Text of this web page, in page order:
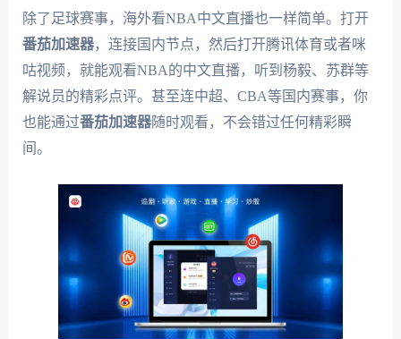
除了足球赛事，海外看NBA中文直播也一样简单。打开
番茄加速器，连接国内节点，然后打开腾讯体育或者咪
咕视频，就能观看NBA的中文直播，听到杨毅、苏群等
解说员的精彩点评。甚至连中超、CBA等国内赛事，你
也能通过番茄加速器随时观看，不会错过任何精彩瞬
间。